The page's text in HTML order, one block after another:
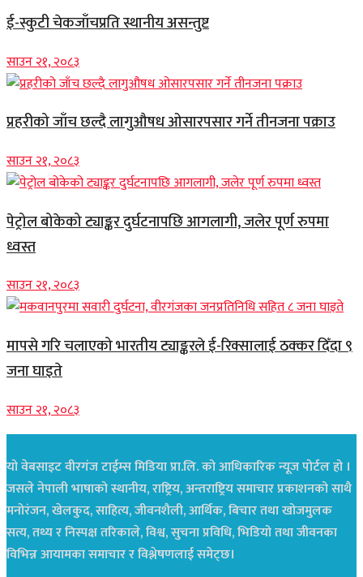
ई-स्कुटी चेकजाँचप्रति स्थानीय असन्तुष्ट
साउन २१, २०८३
प्रहरीको जाँच छल्दै लागुऔषध ओसारपसार गर्ने तीनजना पक्राउ
साउन २१, २०८३
पेट्रोल बोकेको ट्याङ्कर दुर्घटनापछि आगलागी, जलेर पूर्ण रुपमा
ध्वस्त
साउन २१, २०८३
मापसे गरि चलाएको भारतीय ट्याङ्करले ई-रिक्सालाई ठक्कर दिँदा ९
जना घाइते
साउन २१, २०८३
यो वेबसाइट वीरगंज टाईम्स मिडिया प्रा.लि. को आधिकारिक न्यूज पोर्टल हो ।
जसले नेपाली भाषाको स्थानीय, राष्ट्रिय, अन्तराष्ट्रिय समाचार प्रकाशनको साथै
मनोरंजन, खेलकुद, साहित्य, जीवनशैली, आर्थिक, बिचार तथा खोजमुलक
सत्य, तथ्य र निस्पक्ष तरिकाले, विश्व, सुचना प्रविधि, भिडियो तथा जीवनका
विभिन्न आयामका समाचार र विश्लेषणलाई समेट्छ।